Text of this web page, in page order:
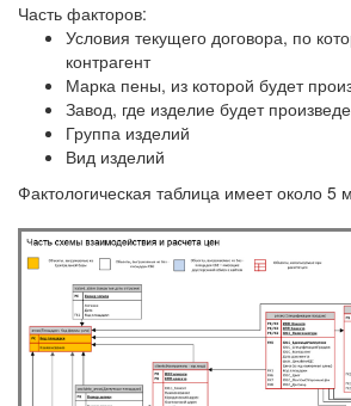
Часть факторов:
Условия текущего договора, по
контрагент
Марка пены, из которой будет
Завод, где изделие будет
Группа изделий
Вид изделий
Фактологическая таблица имеет около 5